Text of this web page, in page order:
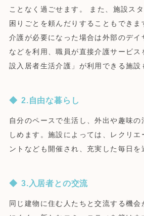
ことなく過ごせます。 また、施設ス
困りごとを頼んだりすることもできま
介護が必要になった場合は外部のデイ
などを利用、職員が直接介護サービス
設入居者生活介護」が利用できる施設
2.自由な暮らし
自分のペースで生活し、外出や趣味の
しめます。施設によっては、レクリ
ントなども開催され、充実した毎日を
3.入居者との交流
同じ建物に住む人たちと交流する機会